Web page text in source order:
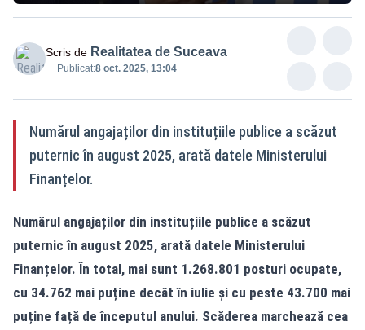
Scris de Realitatea de Suceava
Publicat:8 oct. 2025, 13:04
Numărul angajaților din instituțiile publice a scăzut
puternic în august 2025, arată datele Ministerului
Finanțelor.
Numărul angajaților din instituțiile publice a scăzut
puternic în august 2025, arată datele Ministerului
Finanțelor. În total, mai sunt 1.268.801 posturi ocupate,
cu 34.762 mai puține decât în iulie și cu peste 43.700 mai
puține față de începutul anului. Scăderea marchează cea